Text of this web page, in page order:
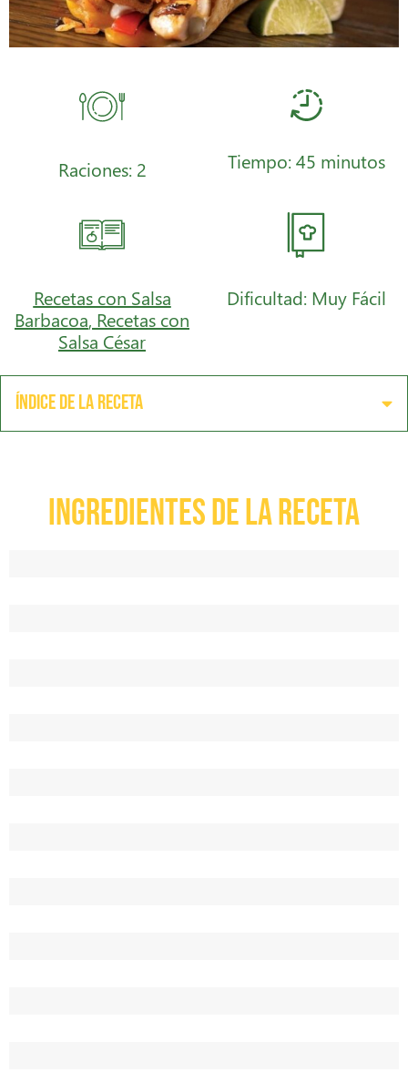
Raciones: 2 Tiempo: 45 minutos
Recetas con Salsa
Barbacoa, Recetas con
Salsa César
Dificultad: Muy Fácil
Índice de la receta
Ingredientes de la receta